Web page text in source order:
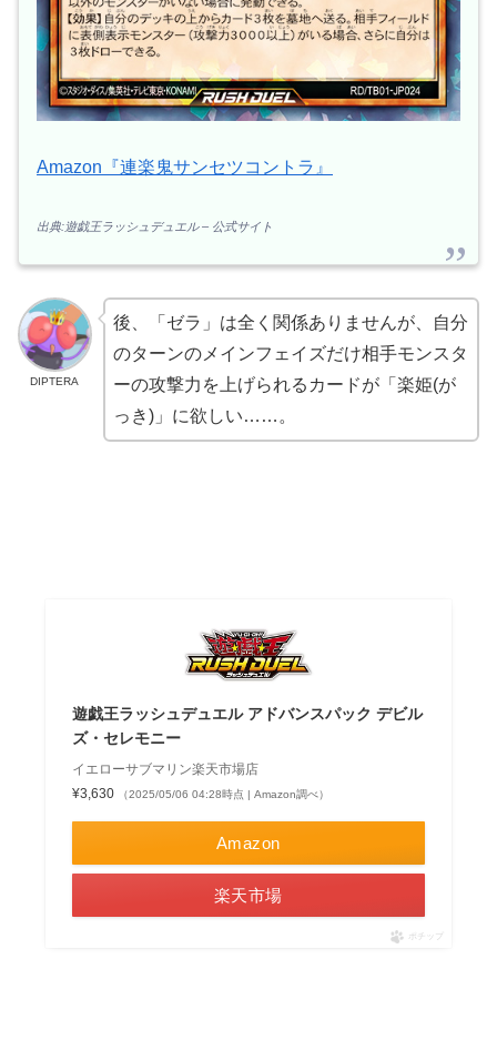
Amazon『連楽鬼サンセツコントラ』
出典:遊戯王ラッシュデュエル – 公式サイト
DIPTERA
後、「ゼラ」は全く関係ありませんが、自分
のターンのメインフェイズだけ相手モンスタ
ーの攻撃力を上げられるカードが「楽姫(が
っき)」に欲しい……。
遊戯王ラッシュデュエル アドバンスパック デビル
ズ・セレモニー
イエローサブマリン楽天市場店
¥3,630
（2025/05/06 04:28時点 | Amazon調べ）
Amazon
楽天市場
ポチップ